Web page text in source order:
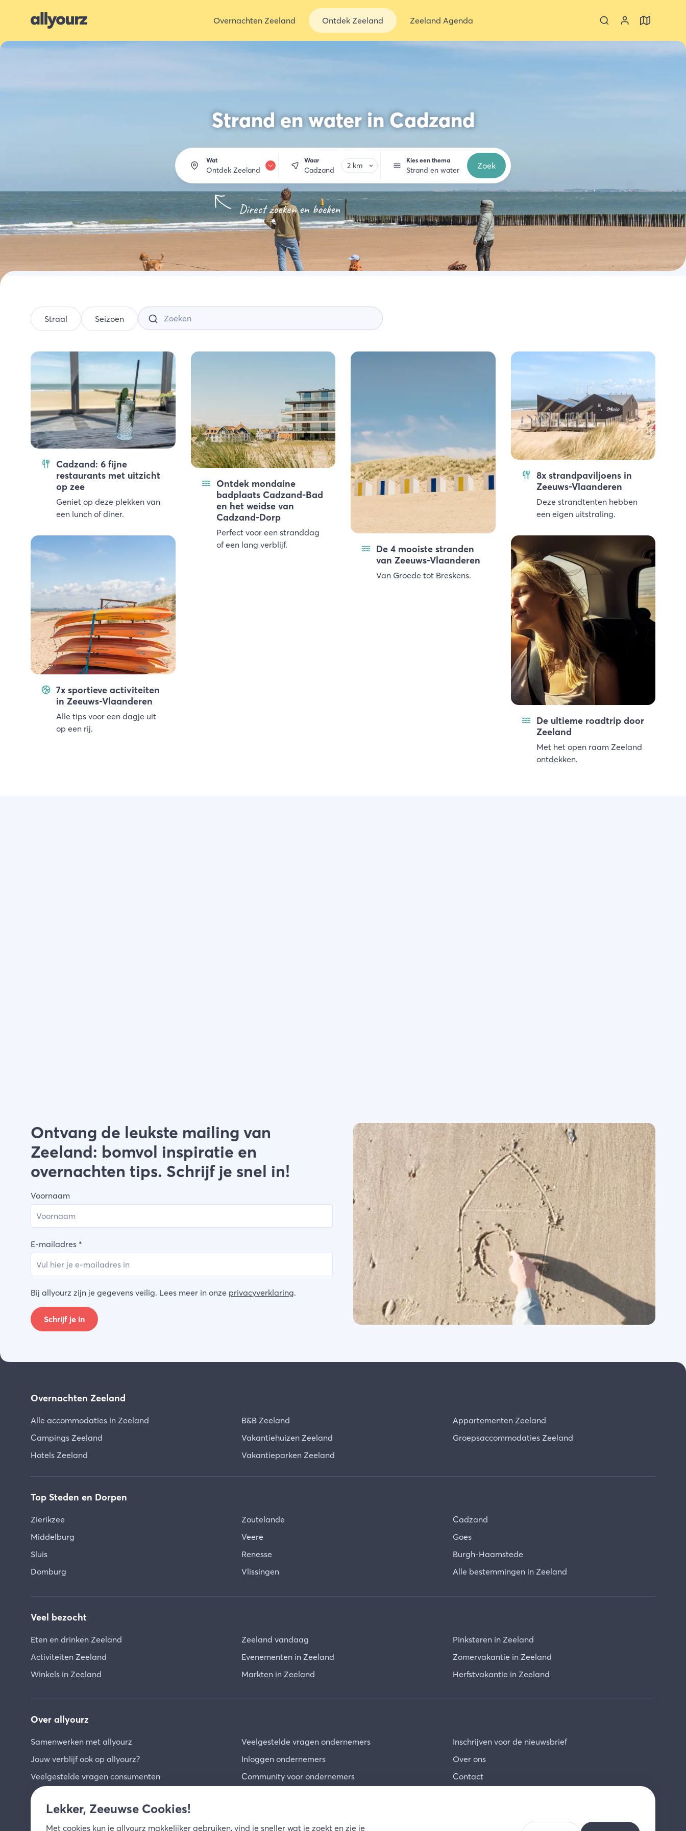
Overnachten Zeeland Ontdek Zeeland Zeeland Agenda
Strand en water in Cadzand
Wat
Ontdek Zeeland
Overnachten
Eten & drinken
Winkelen
Waar
Cadzand
Kies een thema
Strand en water Zoek
Direct zoeken en boeken
Straal Seizoen
Cadzand: 6 fijne
restaurants met uitzicht
op zee
Geniet op deze plekken van
een lunch of diner.
Ontdek mondaine
badplaats Cadzand-Bad
en het weidse van
Cadzand-Dorp
Perfect voor een stranddag
of een lang verblijf.
De 4 mooiste stranden
van Zeeuws-Vlaanderen
Van Groede tot Breskens.
8x strandpaviljoens in
Zeeuws-Vlaanderen
Deze strandtenten hebben
een eigen uitstraling.
7x sportieve activiteiten
in Zeeuws-Vlaanderen
Alle tips voor een dagje uit
op een rij.
De ultieme roadtrip door
Zeeland
Met het open raam Zeeland
ontdekken.
Ontvang de leukste mailing van
Zeeland: bomvol inspiratie en
overnachten tips. Schrijf je snel in!
Voornaam
E-mailadres *
Bij allyourz zijn je gegevens veilig. Lees meer in onze privacyverklaring.
Schrijf je in
Overnachten Zeeland
Alle accommodaties in Zeeland
Campings Zeeland
Hotels Zeeland
B&B Zeeland
Vakantiehuizen Zeeland
Vakantieparken Zeeland
Appartementen Zeeland
Groepsaccommodaties Zeeland
Top Steden en Dorpen
Zierikzee
Middelburg
Sluis
Domburg
Zoutelande
Veere
Renesse
Vlissingen
Cadzand
Goes
Burgh-Haamstede
Alle bestemmingen in Zeeland
Veel bezocht
Eten en drinken Zeeland
Activiteiten Zeeland
Winkels in Zeeland
Zeeland vandaag
Evenementen in Zeeland
Markten in Zeeland
Pinksteren in Zeeland
Zomervakantie in Zeeland
Herfstvakantie in Zeeland
Over allyourz
Samenwerken met allyourz
Jouw verblijf ook op allyourz?
Veelgestelde vragen consumenten
Veelgestelde vragen ondernemers
Inloggen ondernemers
Community voor ondernemers
Inschrijven voor de nieuwsbrief
Over ons
Contact
Lekker, Zeeuwse Cookies!
Met cookies kun je allyourz makkelijker gebruiken, vind je sneller wat je zoekt en zie je